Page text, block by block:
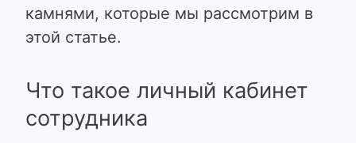
камнями, которые мы рассмотрим в
этой статье.
Что такое личный кабинет
сотрудника